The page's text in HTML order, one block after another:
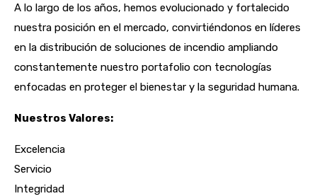
A lo largo de los años, hemos evolucionado y fortalecido
nuestra posición en el mercado, convirtiéndonos en líderes
en la distribución de soluciones de incendio ampliando
constantemente nuestro portafolio con tecnologías
enfocadas en proteger el bienestar y la seguridad humana.
Nuestros Valores:
Excelencia
Servicio
Integridad